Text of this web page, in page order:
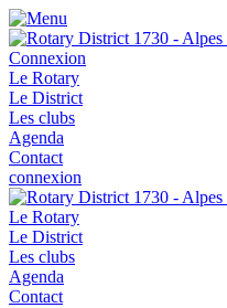
Connexion
Le Rotary
Le District
Les clubs
Agenda
Contact
connexion
Le Rotary
Le District
Les clubs
Agenda
Contact